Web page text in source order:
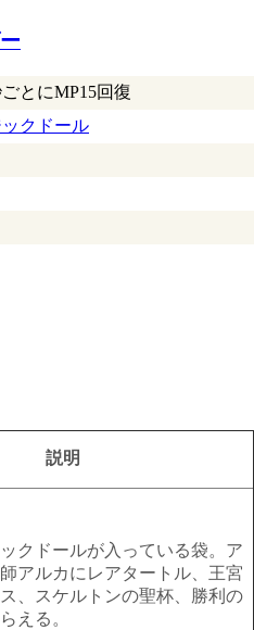
とにMP15回復
クドール
説明
クドールが入っている袋。ア
アルカにレアタートル、王宮
、スケルトンの聖杯、勝利の
える。